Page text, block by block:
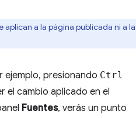
aplican a la página publicada ni a la
ejemplo, presionando Ctrl
el cambio aplicado en el
Fuentes, verás un punto